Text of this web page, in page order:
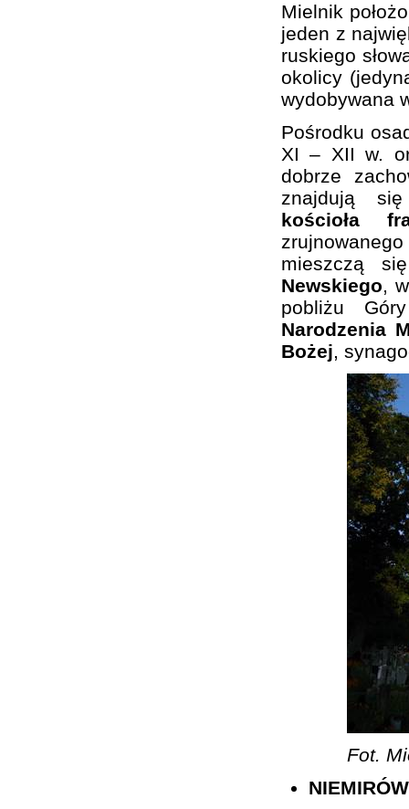
Mielnik
jeden z
ruskiego
okolicy
wydobywana
Pośrodku
XI – XII w.
dobrze
znajdują
kościoła
mieszczą
Newskiego,
pobliżu
Narodzenia
Bożej,
Fot.
NIEMIRÓW